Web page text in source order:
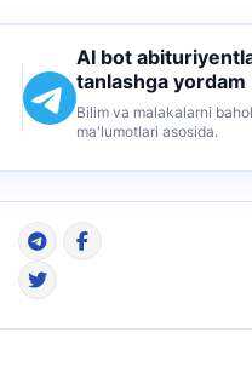
AI bot
tanlashga yordam
Bilim va malakalarni
ma'lumotlari asosida.